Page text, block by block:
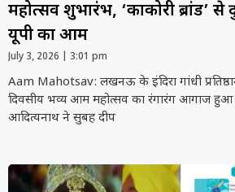
महोत्सव शुभारंभ, ‘काकोरी ब्रांड’
यूपी का आम
July 3, 2026 3:01 pm
Aam Mahotsav: लखनऊ के इंदिरा गांधी
दिवसीय भव्य आम महोत्सव का रंगारंग आगाज हुआ।
आदित्यनाथ ने सुबह दीप